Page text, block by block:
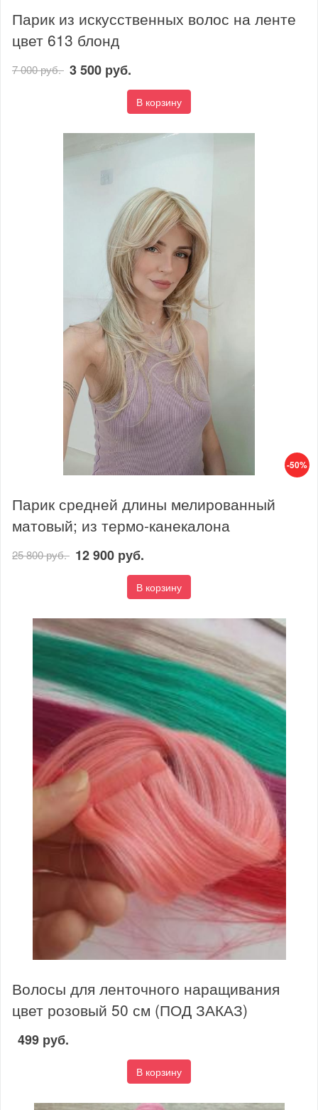
Парик из искусственных волос на ленте
цвет 613 блонд
7 000 руб. 3 500 руб.
В корзину
-50%
Парик средней длины мелированный
матовый; из термо-канекалона
25 800 руб. 12 900 руб.
В корзину
Волосы для ленточного наращивания
цвет розовый 50 см (ПОД ЗАКАЗ)
499 руб.
В корзину